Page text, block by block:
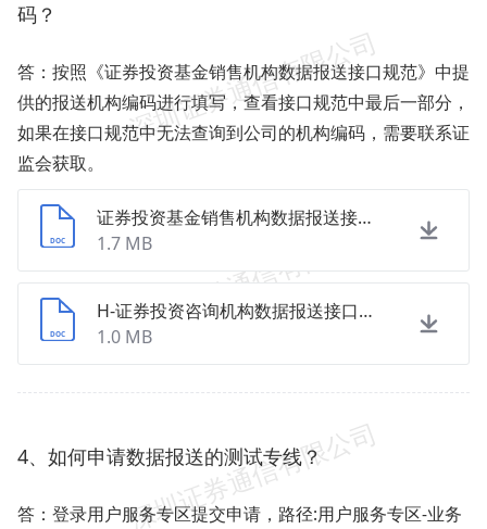
码？
答：按照《证券投资基金销售机构数据报送接口规范》中提
供的报送机构编码进行填写，查看接口规范中最后一部分，
如果在接口规范中无法查询到公司的机构编码，需要联系证
监会获取。
证券投资基金销售机构数据报送接口规范（2022年2月修订）.doc
1.7 MB
H-证券投资咨询机构数据报送接口规范_2022年8月发布版本 .doc
1.0 MB
4、如何申请数据报送的测试专线？
答：登录用户服务专区提交申请，路径:用户服务专区-业务